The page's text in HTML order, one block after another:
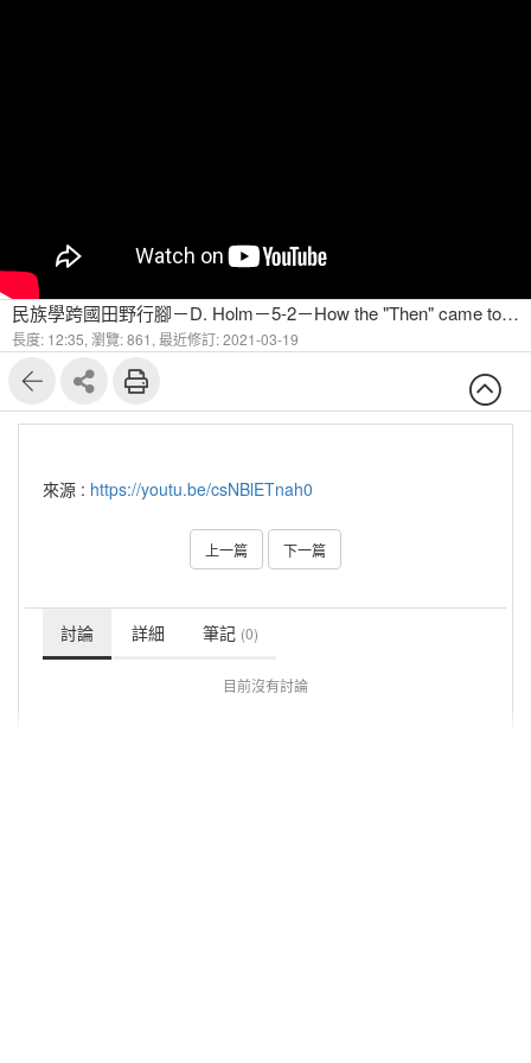
民族學跨國田野行腳－D. Holm－5-2－How the "Then" came to my attention
長度: 12:35, 瀏覽: 861, 最近修訂: 2021-03-19
來源 : https://youtu.be/csNBlETnah0
上一篇 下一篇
討論 詳細 筆記 (0)
目前沒有討論